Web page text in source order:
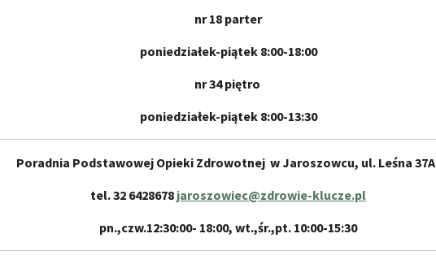
nr 18 parter
poniedziałek-piątek 8:00-18:00
nr 34 piętro
poniedziałek-piątek 8:00-13:30
Poradnia Podstawowej Opieki Zdrowotnej w Jaroszowcu, ul. Leśna 37A
tel. 32 6428678 jaroszowiec@zdrowie-klucze.pl
pn.,czw.12:30:00- 18:00, wt.,śr.,pt. 10:00-15:30